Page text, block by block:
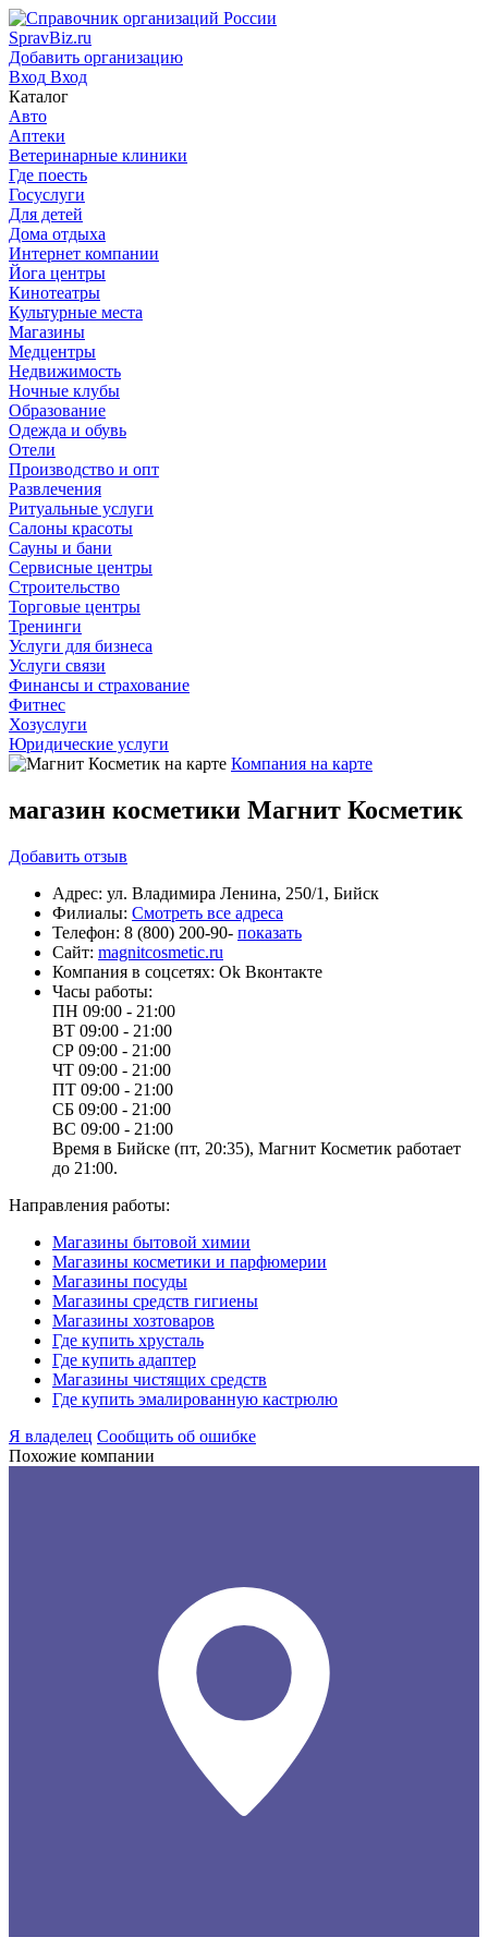
SpravBiz.ru
Добавить организацию
Вход Вход
Каталог
Авто
Аптеки
Ветеринарные клиники
Где поесть
Госуслуги
Для детей
Дома отдыха
Интернет компании
Йога центры
Кинотеатры
Культурные места
Магазины
Медцентры
Недвижимость
Ночные клубы
Образование
Одежда и обувь
Отели
Производство и опт
Развлечения
Ритуальные услуги
Салоны красоты
Сауны и бани
Сервисные центры
Строительство
Торговые центры
Тренинги
Услуги для бизнеса
Услуги связи
Финансы и страхование
Фитнес
Хозуслуги
Юридические услуги
Компания на карте
магазин косметики Магнит Косметик
Добавить отзыв
Адрес: ул. Владимира Ленина, 250/1, Бийск
Филиалы: Смотреть все адреса
Телефон: 8 (800) 200-90- показать
Сайт: magnitcosmetic.ru
Компания в соцсетях: Ok Вконтакте
Часы работы:
ПН 09:00 - 21:00
ВТ 09:00 - 21:00
СР 09:00 - 21:00
ЧТ 09:00 - 21:00
ПТ 09:00 - 21:00
СБ 09:00 - 21:00
ВС 09:00 - 21:00
Время в Бийске (пт, 20:35), Магнит Косметик работает
до 21:00.
Направления работы:
Магазины бытовой химии
Магазины косметики и парфюмерии
Магазины посуды
Магазины средств гигиены
Магазины хозтоваров
Где купить хрусталь
Где купить адаптер
Магазины чистящих средств
Где купить эмалированную кастрюлю
Я владелец Сообщить об ошибке
Похожие компании